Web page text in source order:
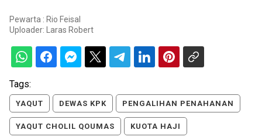
Pewarta : Rio Feisal
Uploader:
Laras Robert
Tags:
YAQUT DEWAS KPK PENGALIHAN PENAHANAN
YAQUT CHOLIL QOUMAS KUOTA HAJI